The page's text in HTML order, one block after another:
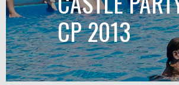
CP 2013